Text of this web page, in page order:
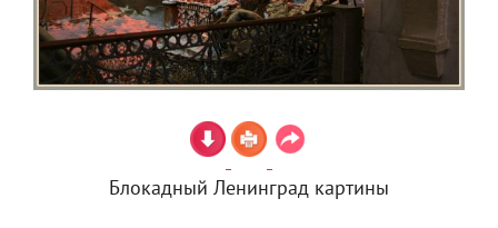
Блокадный Ленинград картины